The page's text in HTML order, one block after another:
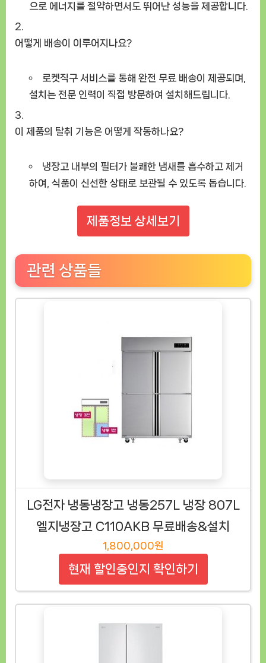
으로 에너지를 절약하면서도 뛰어난 성능을 제공합니다.
어떻게 배송이 이루어지나요?
로켓직구 서비스를 통해 완전 무료 배송이 제공되며,
설치는 전문 인력이 직접 방문하여 설치해드립니다.
이 제품의 탈취 기능은 어떻게 작동하나요?
냉장고 내부의 필터가 불쾌한 냄새를 흡수하고 제거
하여, 식품이 신선한 상태로 보관될 수 있도록 돕습니다.
제품정보 상세보기
관련 상품들
LG전자 냉동냉장고 냉동257L 냉장 807L
엘지냉장고 C110AKB 무료배송&설치
1,800,000원
현재 할인중인지 확인하기